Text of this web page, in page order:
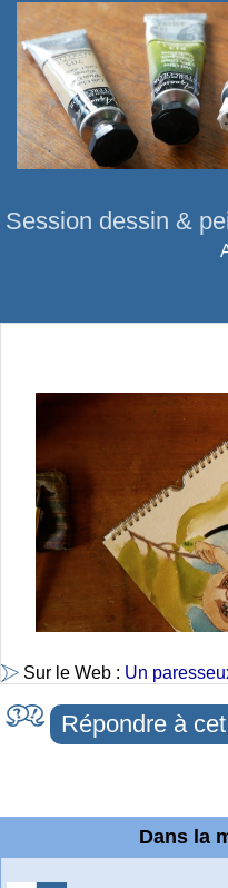
Session dessin &
Sur le Web : Un
Répondre à
Dans la